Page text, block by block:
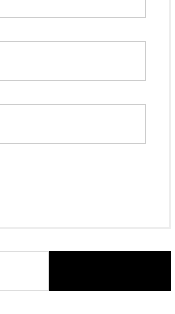
for: